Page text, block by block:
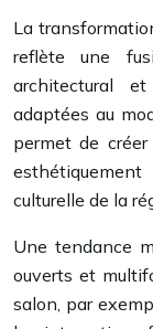
La
reflète une
architectural
adaptées au
permet de
culturelle de la
Une tendance
ouverts et
salon, par